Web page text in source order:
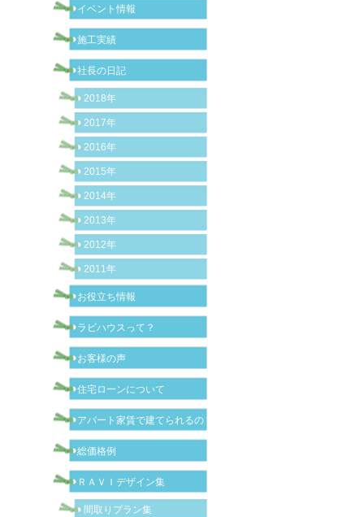
イベント情報
施工実績
社長の日記
2018年
2017年
2016年
2015年
2014年
2013年
2012年
2011年
お役立ち情報
ラビハウスって？
お客様の声
住宅ローンについて
アパート家賃で建てられるの？
総価格例
ＲＡＶＩデザイン集
間取りプラン集